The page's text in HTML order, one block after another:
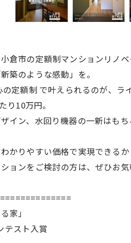
倉市の定額制マンションリノベ
築のような感動」を。
定額制 で叶えられるのが、ラ
り10万円。
イン、水回り機器の一新はも
かりやすい価格で実現できる
ョンをご検討の方は、ぜひお気
家」
テスト入賞